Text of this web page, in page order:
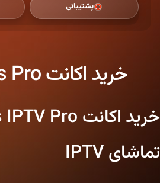
پشتیبانی
خرید اکانت Smarters Pro
تماشای IPTV